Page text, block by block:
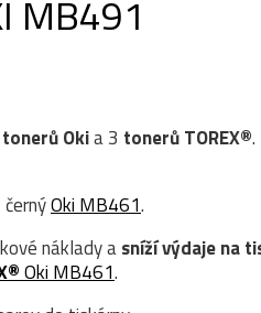
MB491
tonerůOkia 3 tonerů TOREX®.
černýOki MB461.
náklady asníží výdaje na
Oki MB461.